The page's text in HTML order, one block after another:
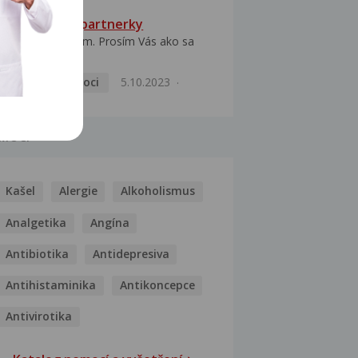
HPV typ 52 u partnerky
Dobrý deň prajem. Prosím Vás ako sa
Pohlavní nemoci
5.10.2023
Kašel Alergie Alkoholismus
Analgetika Angína
Antibiotika Antidepresiva
Antihistaminika Antikoncepce
Antivirotika